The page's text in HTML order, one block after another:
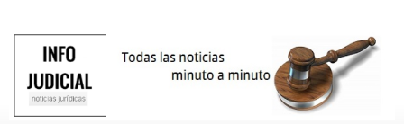
contenido